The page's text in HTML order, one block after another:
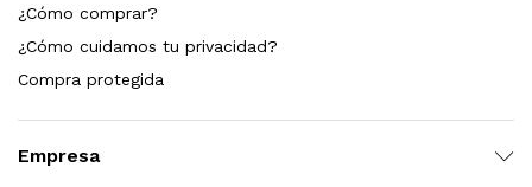
¿Cómo comprar?
¿Cómo cuidamos tu privacidad?
Compra protegida
Empresa
al carrito
SS304 Natural Cepillado | Agua Purificada